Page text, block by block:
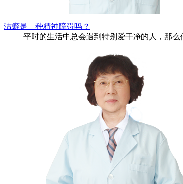
洁癖是一种精神障碍吗？
平时的生活中总会遇到特别爱干净的人，那